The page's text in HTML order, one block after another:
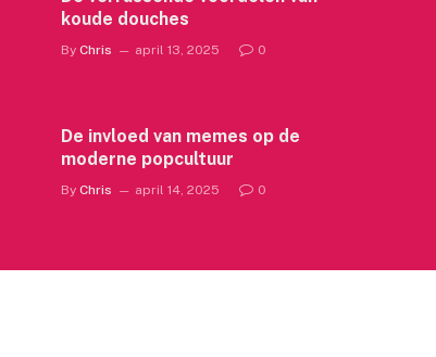
koude douches
By Chris april 13, 2025 0
De invloed van memes op de
moderne popcultuur
By Chris april 14, 2025 0